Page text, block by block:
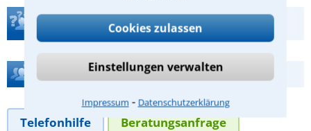
Cookies zulassen
Einstellungen verwalten
Impressum ⁃ Datenschutzerklärung
Teste Dein Rechtswissen
Hilfe bei Ihrer Anwaltsuche?
Telefonhilfe Beratungsanfrage